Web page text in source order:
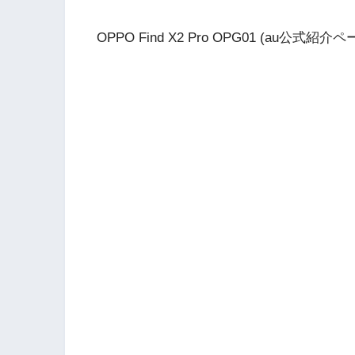
OPPO Find X2 Pro OPG01 (au公式紹介ペ